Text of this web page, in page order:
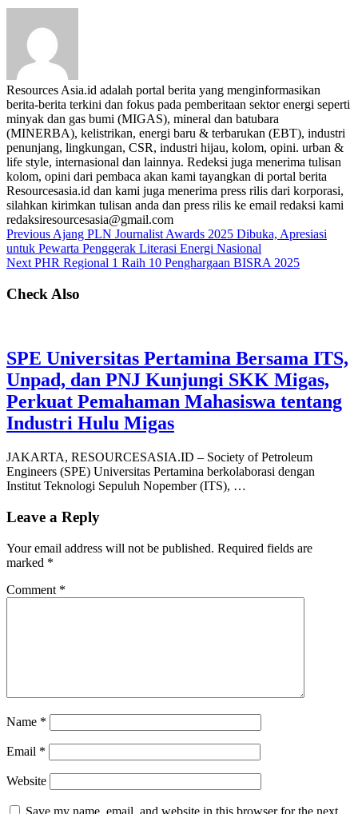
Resources Asia.id adalah portal berita yang menginformasikan
berita-berita terkini dan fokus pada pemberitaan sektor energi seperti
minyak dan gas bumi (MIGAS), mineral dan batubara
(MINERBA), kelistrikan, energi baru & terbarukan (EBT), industri
penunjang, lingkungan, CSR, industri hijau, kolom, opini. urban &
life style, internasional dan lainnya. Redeksi juga menerima tulisan
kolom, opini dari pembaca akan kami tayangkan di portal berita
Resourcesasia.id dan kami juga menerima press rilis dari korporasi,
silahkan kirimkan tulisan anda dan press rilis ke email redaksi kami
redaksiresourcesasia@gmail.com
Previous Ajang PLN Journalist Awards 2025 Dibuka, Apresiasi
untuk Pewarta Penggerak Literasi Energi Nasional
Next PHR Regional 1 Raih 10 Penghargaan BISRA 2025
Check Also
SPE Universitas Pertamina Bersama ITS,
Unpad, dan PNJ Kunjungi SKK Migas,
Perkuat Pemahaman Mahasiswa tentang
Industri Hulu Migas
JAKARTA, RESOURCESASIA.ID – Society of Petroleum
Engineers (SPE) Universitas Pertamina berkolaborasi dengan
Institut Teknologi Sepuluh Nopember (ITS), …
Leave a Reply
Your email address will not be published. Required fields are
marked *
Comment *
Name *
Email *
Website
Save my name, email, and website in this browser for the next